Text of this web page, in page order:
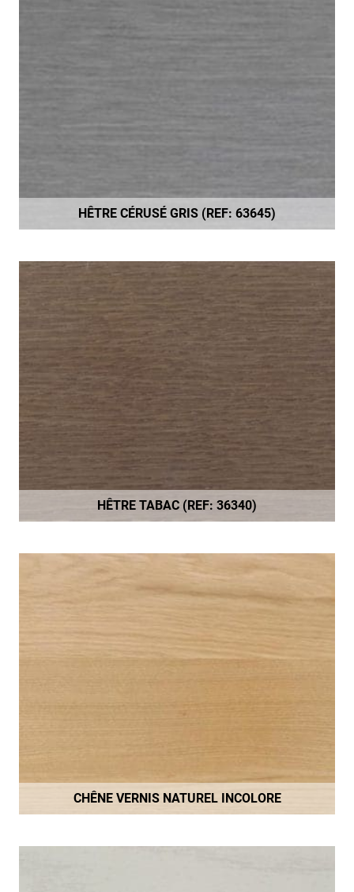
HÊTRE CÉRUSÉ GRIS (REF: 63645)
HÊTRE TABAC (REF: 36340)
CHÊNE VERNIS NATUREL INCOLORE